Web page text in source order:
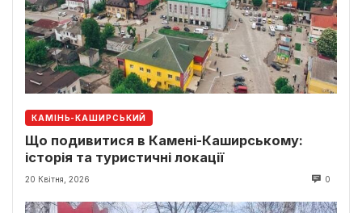
КАМІНЬ-КАШИРСЬКИЙ
Що подивитися в Камені-Каширському:
історія та туристичні локації
20 Квітня, 2026 0